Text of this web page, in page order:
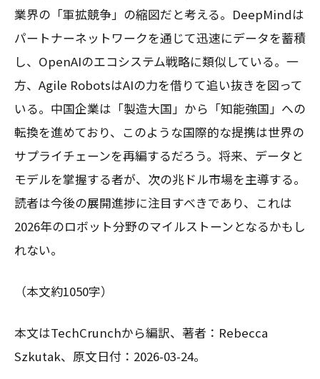
業界の「軍拡競争」の縮図だと考える。DeepMindは
パートナーネットワークを通じて迅速にデータを蓄積
し、OpenAIのエコシステム戦略に類似している。一
方、Agile RobotsはAIの力を借りて追い抜きを図って
いる。中国企業は「製造大国」から「知能強国」への
転換を進めており、このような国際的な提携は世界の
サプライチェーンを再編するだろう。将来、データと
モデルを掌握する者が、次の兆ドル市場を主導する。
読者は今後の展開進捗に注目すべきであり、これは
2026年のロボット分野のマイルストーンとなるかもし
れない。
（本文約1050字）
本文はTechCrunchから編訳、著者：Rebecca
Szkutak、原文日付：2026-03-24。